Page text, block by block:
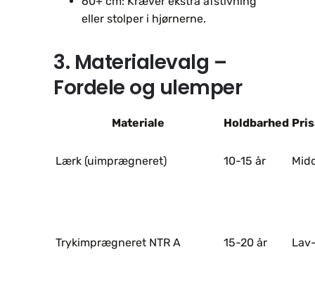
eller stolper i hjørnerne.
3. Materialevalg –
Fordele og ulemper
Materiale Holdbarhed
Lærk (uimprægneret) 10-15 år
Trykimprægneret NTR A 15-20 år